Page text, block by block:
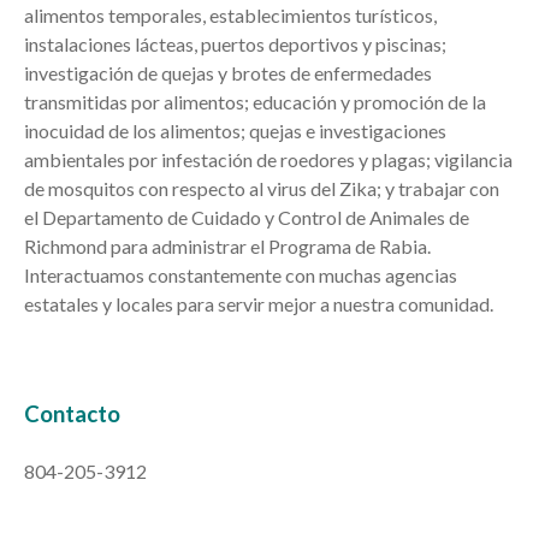
alimentos temporales, establecimientos turísticos,
instalaciones lácteas, puertos deportivos y piscinas;
investigación de quejas y brotes de enfermedades
transmitidas por alimentos; educación y promoción de la
inocuidad de los alimentos; quejas e investigaciones
ambientales por infestación de roedores y plagas; vigilancia
de mosquitos con respecto al virus del Zika; y trabajar con
el Departamento de Cuidado y Control de Animales de
Richmond para administrar el Programa de Rabia.
Interactuamos constantemente con muchas agencias
estatales y locales para servir mejor a nuestra comunidad.
Contacto
804-205-3912